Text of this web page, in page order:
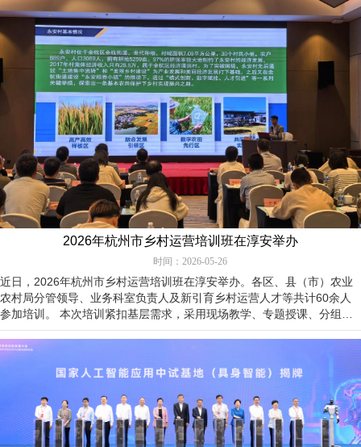
2026年杭州市乡村运营培训班在淳安举办
时间：2026-05-26
近日，2026年杭州市乡村运营培训班在淳安举办。各区、县（市）农业
农村局分管领导、业务科室负责人及新引育乡村运营人才等共计60余人
参加培训。 本次培训紧扣基层需求，采用现场教学、专题授课、分组研
讨相结合的方式，务实高效、针对性强。参训…